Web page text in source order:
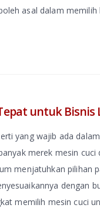
asal dalam memilih
untuk Bisnis
yang wajib ada
merek mesin cuci
menjatuhkan pilihan
dengan
memilih mesin cuci